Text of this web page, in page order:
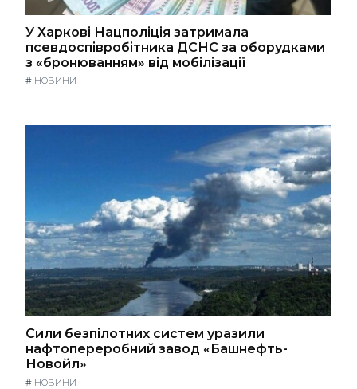
У Харкові Нацполіція затримала
псевдоспівробітника ДСНС за оборудками
з «бронюванням» від мобілізації
# НОВИНИ
Сили безпілотних систем уразили
нафтопереробний завод «Башнефть-
Новойл»
# НОВИНИ